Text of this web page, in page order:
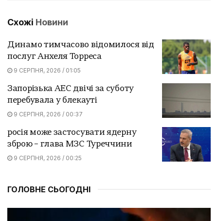
Схожі Новини
Динамо тимчасово відомилося від
послуг Анхеля Торреса
9 СЕРПНЯ, 2026 / 01:05
Запорізька АЕС двічі за суботу
перебувала у блекауті
9 СЕРПНЯ, 2026 / 00:37
росія може застосувати ядерну
зброю – глава МЗС Туреччини
9 СЕРПНЯ, 2026 / 00:25
ГОЛОВНЕ СЬОГОДНІ